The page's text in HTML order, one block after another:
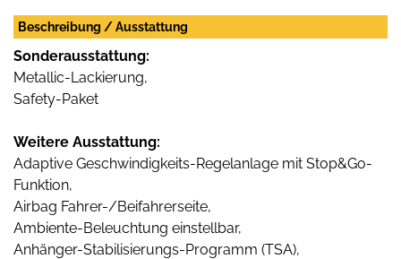
Beschreibung / Ausstattung
Sonderausstattung:
Metallic-Lackierung,
Safety-Paket
Weitere Ausstattung:
Adaptive Geschwindigkeits-Regelanlage mit Stop&Go-
Funktion,
Airbag Fahrer-/Beifahrerseite,
Ambiente-Beleuchtung einstellbar,
Anhänger-Stabilisierungs-Programm (TSA),